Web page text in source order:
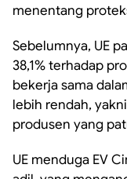
menentang
Sebelumnya, UE
38,1% terhadap
bekerja sama
lebih rendah,
produsen yang
UE menduga EV